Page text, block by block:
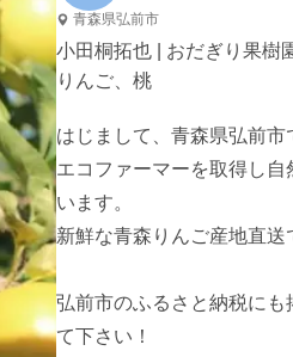
青森県弘前市
小田桐拓也 | おだぎり果樹
りんご、桃
はじまして、青森県弘前市
エコファーマーを取得し
います。
新鮮な青森りんご産地直送
弘前市のふるさと納税に
て下さい！